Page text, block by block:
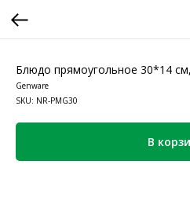
Блюдо прямоугольное 30*14
Genware
SKU: NR-PMG30
В